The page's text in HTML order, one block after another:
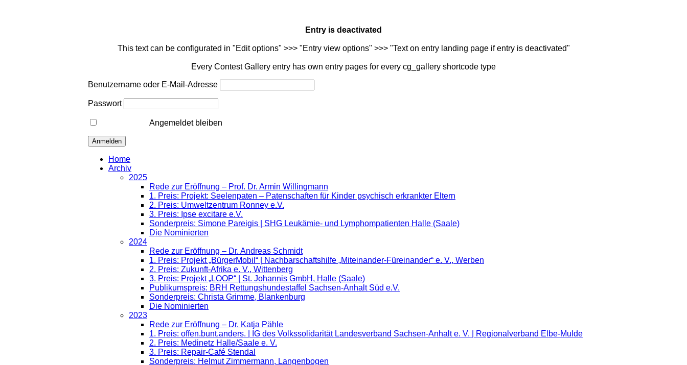
Entry is deactivated
This text can be configurated in "Edit options" >>> "Entry view options" >>> "Text on entry landing page if entry is deactivated"
Every Contest Gallery entry has own entry pages for every cg_gallery shortcode type
Benutzername oder E-Mail-Adresse
Passwort
Angemeldet bleiben
Home
Archiv
2025
Rede zur Eröffnung – Prof. Dr. Armin Willingmann
1. Preis: Projekt: Seelenpaten – Patenschaften für Kinder psychisch erkrankter Eltern
2. Preis: Umweltzentrum Ronney e.V.
3. Preis: Ipse excitare e.V.
Sonderpreis: Simone Pareigis | SHG Leukämie- und Lymphompatienten Halle (Saale)
Die Nominierten
2024
Rede zur Eröffnung – Dr. Andreas Schmidt
1. Preis: Projekt „BürgerMobil“ | Nachbarschaftshilfe „Miteinander-Füreinander“ e. V., Werben
2. Preis: Zukunft-Afrika e. V., Wittenberg
3. Preis: Projekt „LOOP“ | St. Johannis GmbH, Halle (Saale)
Publikumspreis: BRH Rettungshundestaffel Sachsen-Anhalt Süd e.V.
Sonderpreis: Christa Grimme, Blankenburg
Die Nominierten
2023
Rede zur Eröffnung – Dr. Katja Pähle
1. Preis: offen.bunt.anders. | IG des Volkssolidarität Landesverband Sachsen-Anhalt e. V. | Regionalverband Elbe-Mulde
2. Preis: Medinetz Halle/Saale e. V.
3. Preis: Repair-Café Stendal
Sonderpreis: Helmut Zimmermann, Langenbogen